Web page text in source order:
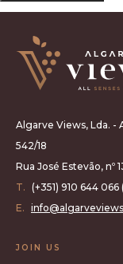
Algarve Views, Lda. -
542/18
Rua José Estevão, nº
T. (+351) 910 644
E.
JOIN US